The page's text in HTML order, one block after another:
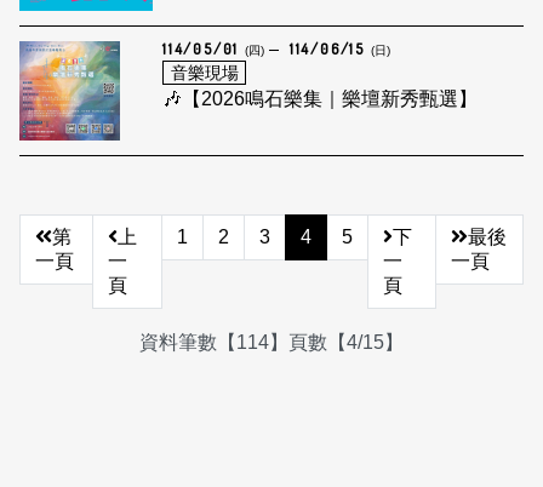
114/05/01 (四) 114/06/15 (日)
音樂現場
🎶【2026鳴石樂集｜樂壇新秀甄選】
第
一頁
上
一
頁
1 2 3 4 5
下
一
頁
最後
一頁
資料筆數【114】頁數【4/15】